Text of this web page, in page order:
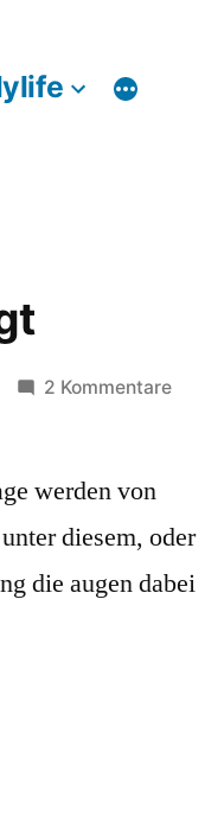
2 Kommentarezu
werden von
diesem, oder
die augen dabei